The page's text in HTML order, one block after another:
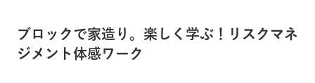
ブロックで家造り。楽しく学ぶ！リスクマネ
ジメント体感ワーク